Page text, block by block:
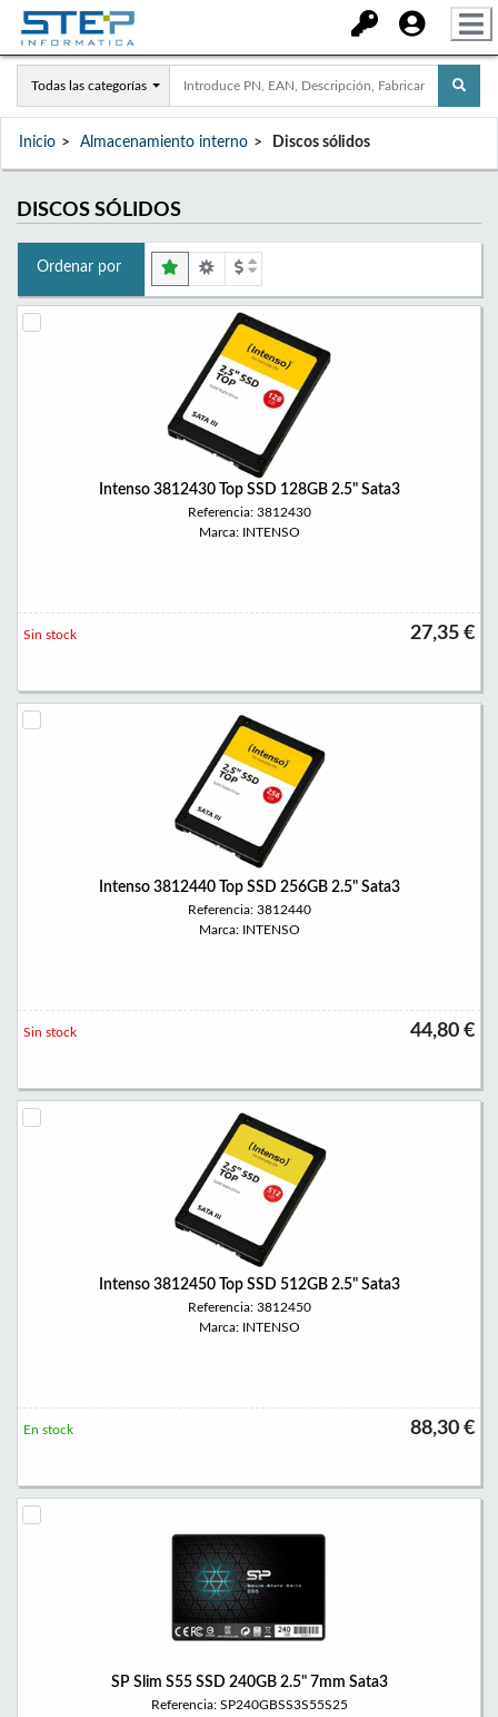
Todas las categorías
Inicio Almacenamiento interno Discos sólidos
DISCOS SÓLIDOS
Ordenar por
Intenso 3812430 Top SSD 128GB 2.5" Sata3
Referencia: 3812430
Marca: INTENSO
27,35 €
Sin stock
Intenso 3812440 Top SSD 256GB 2.5" Sata3
Referencia: 3812440
Marca: INTENSO
44,80 €
Sin stock
Intenso 3812450 Top SSD 512GB 2.5" Sata3
Referencia: 3812450
Marca: INTENSO
88,30 €
En stock
SP Slim S55 SSD 240GB 2.5" 7mm Sata3
Referencia: SP240GBSS3S55S25